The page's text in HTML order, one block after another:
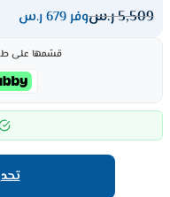
5,509ر.سوفر 679 ر.س
قسّمها على